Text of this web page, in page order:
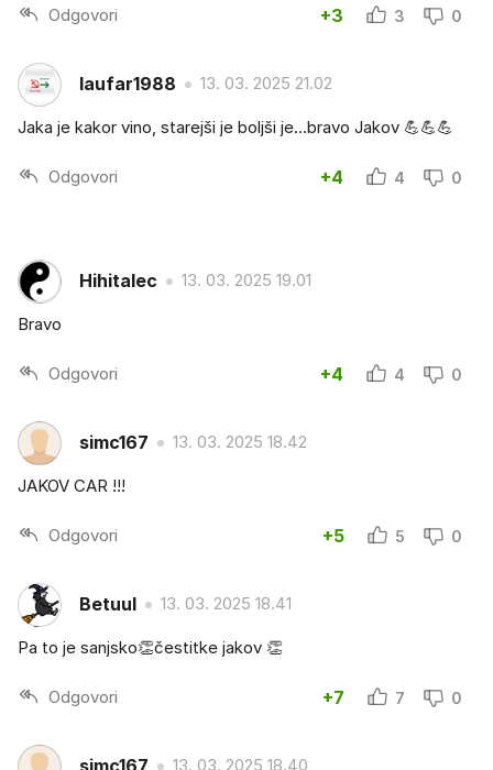
Odgovori +3 3 0
laufar1988 13. 03. 2025 21.02
Jaka je kakor vino, starejši je boljši je…bravo Jakov 💪💪💪
Odgovori +4 4 0
Hihitalec 13. 03. 2025 19.01
Bravo
Odgovori +4 4 0
simc167 13. 03. 2025 18.42
JAKOV CAR !!!
Odgovori +5 5 0
Betuul 13. 03. 2025 18.41
Pa to je sanjsko👏čestitke jakov 👏
Odgovori +7 7 0
13. 03. 2025 18.40